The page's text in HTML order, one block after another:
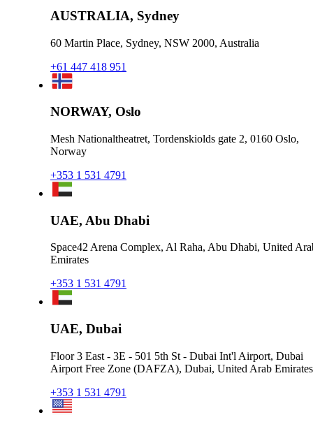
AUSTRALIA, Sydney
60 Martin Place, Sydney, NSW 2000, Australia
+61 447 418 951
NORWAY, Oslo
Mesh Nationaltheatret, Tordenskiolds gate 2, 0160 Oslo,
Norway
+353 1 531 4791
UAE, Abu Dhabi
Space42 Arena Complex, Al Raha, Abu Dhabi, United
Emirates
+353 1 531 4791
UAE, Dubai
Floor 3 East - 3E - 501 5th St - Dubai Int'l Airport, Dubai
Airport Free Zone (DAFZA), Dubai, United Arab Emirates
+353 1 531 4791